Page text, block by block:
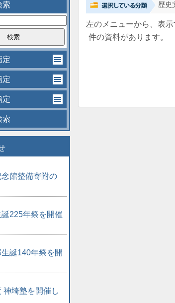
歴史
左のメニューから、表示
件の資料があります。
索
定
定
定
索
館整備寄附の
225年祭を開催
誕140年祭を開
神埼塾を開催し